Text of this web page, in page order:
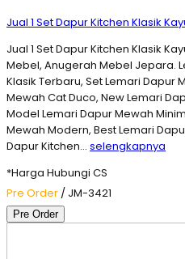
Jual 1 Set Dapur Kitchen Klasik
Jual 1 Set Dapur Kitchen Klasik
Mebel, Anugerah Mebel Jepara.
Klasik Terbaru, Set Lemari Dapur
Mewah Cat Duco, New Lemari
Model Lemari Dapur Mewah
Mewah Modern, Best Lemari
Dapur Kitchen… selengkapnya
*Harga Hubungi CS
Pre Order / JM-3421
Pre Order